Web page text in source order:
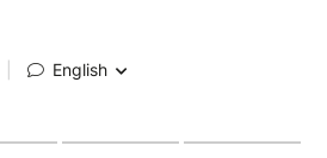
de présentation, pub,
garanti !
suis facilitatrice en intelligence